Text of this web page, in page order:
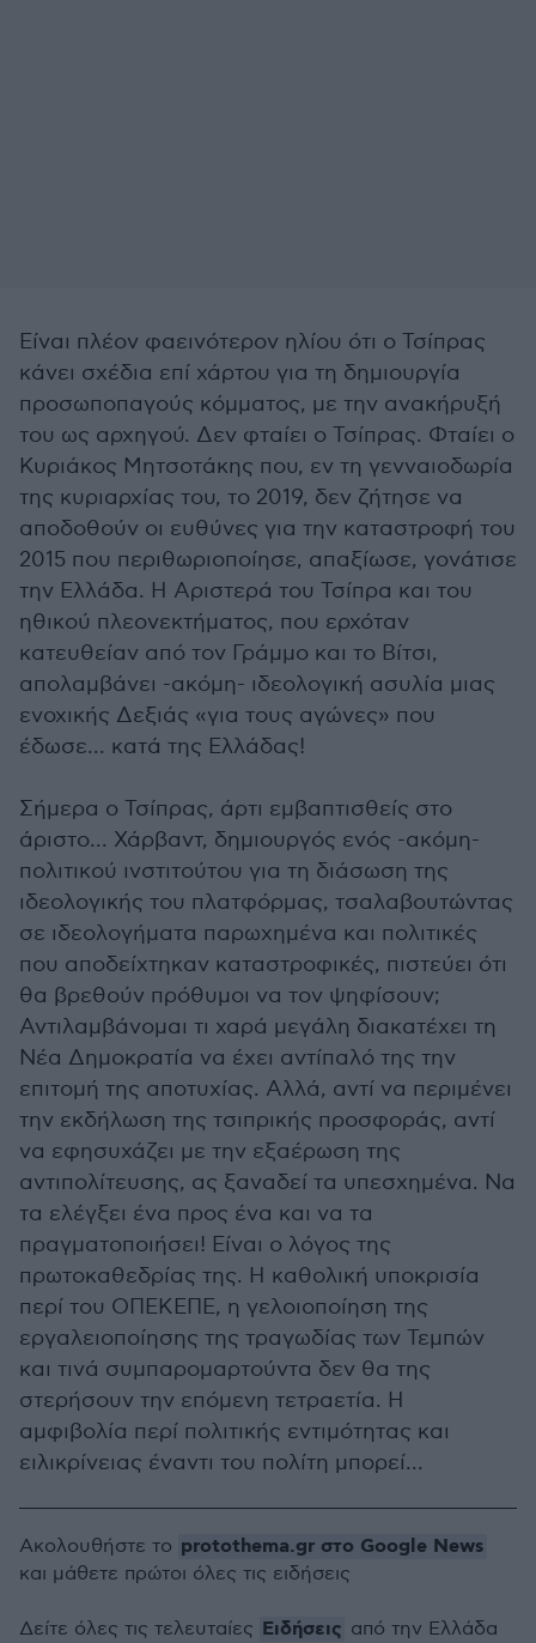
Είναι πλέον φαεινότερον ηλίου ότι ο Τσίπρας
κάνει σχέδια επί χάρτου για τη δημιουργία
προσωποπαγούς κόμματος, με την ανακήρυξή
του ως αρχηγού. Δεν φταίει ο Τσίπρας. Φταίει ο
Κυριάκος Μητσοτάκης που, εν τη γενναιοδωρία
της κυριαρχίας του, το 2019, δεν ζήτησε να
αποδοθούν οι ευθύνες για την καταστροφή του
2015 που περιθωριοποίησε, απαξίωσε, γονάτισε
την Ελλάδα. Η Αριστερά του Τσίπρα και του
ηθικού πλεονεκτήματος, που ερχόταν
κατευθείαν από τον Γράμμο και το Βίτσι,
απολαμβάνει -ακόμη- ιδεολογική ασυλία μιας
ενοχικής Δεξιάς «για τους αγώνες» που
έδωσε... κατά της Ελλάδας!
Σήμερα ο Τσίπρας, άρτι εμβαπτισθείς στο
άριστο... Χάρβαντ, δημιουργός ενός -ακόμη-
πολιτικού ινστιτούτου για τη διάσωση της
ιδεολογικής του πλατφόρμας, τσαλαβουτώντας
σε ιδεολογήματα παρωχημένα και πολιτικές
που αποδείχτηκαν καταστροφικές, πιστεύει ότι
θα βρεθούν πρόθυμοι να τον ψηφίσουν;
Αντιλαμβάνομαι τι χαρά μεγάλη διακατέχει τη
Νέα Δημοκρατία να έχει αντίπαλό της την
επιτομή της αποτυχίας. Αλλά, αντί να περιμένει
την εκδήλωση της τσιπρικής προσφοράς, αντί
να εφησυχάζει με την εξαέρωση της
αντιπολίτευσης, ας ξαναδεί τα υπεσχημένα. Να
τα ελέγξει ένα προς ένα και να τα
πραγματοποιήσει! Είναι ο λόγος της
πρωτοκαθεδρίας της. Η καθολική υποκρισία
περί του ΟΠΕΚΕΠΕ, η γελοιοποίηση της
εργαλειοποίησης της τραγωδίας των Τεμπών
και τινά συμπαρομαρτούντα δεν θα της
στερήσουν την επόμενη τετραετία. Η
αμφιβολία περί πολιτικής εντιμότητας και
ειλικρίνειας έναντι του πολίτη μπορεί...
Ακολουθήστε το protothema.gr στο Google News
και μάθετε πρώτοι όλες τις ειδήσεις
Δείτε όλες τις τελευταίες Ειδήσεις από την Ελλάδα